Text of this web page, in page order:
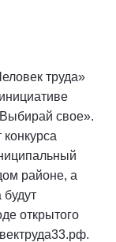
труда»
свое».
районе, а
будут
открытого